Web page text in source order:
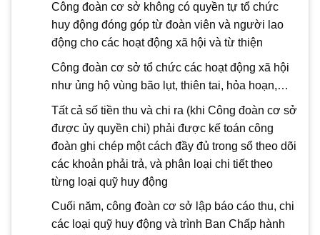
Công đoàn cơ sở không có quyền tự tổ chức
huy động đóng góp từ đoàn viên và người lao
động cho các hoạt động xã hội và từ thiện
Công đoàn cơ sở tổ chức các hoạt động xã hội
như ủng hộ vùng bão lụt, thiên tai, hỏa hoạn,…
Tất cả số tiền thu và chi ra (khi Công đoàn cơ sở
được ủy quyền chi) phải được kế toán công
đoàn ghi chép một cách đầy đủ trong sổ theo dõi
các khoản phải trả, và phân loại chi tiết theo
từng loại quỹ huy động
Cuối năm, công đoàn cơ sở lập báo cáo thu, chi
các loại quỹ huy động và trình Ban Chấp hành